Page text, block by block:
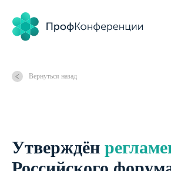
Вернуться назад
Утверждён